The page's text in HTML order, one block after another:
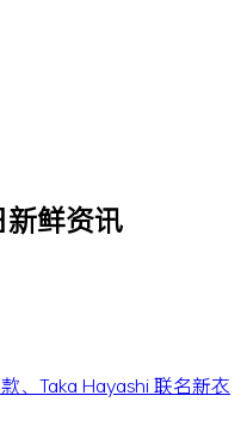
鲜资讯